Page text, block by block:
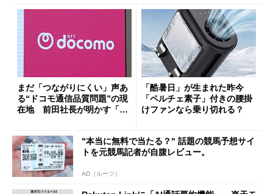
まだ「つながりにくい」声あ
る“ドコモ通信品質問題”の現
在地 前田社長が明かす「道
「酷暑日」が生まれた昨今
「ペルチェ素子」付きの腰掛
けファンなら乗り切れる？
"本当に無料で当たる？" 話題の競馬予想サイ
トを元競馬記者が自腹レビュー。
AD（ルーツ）